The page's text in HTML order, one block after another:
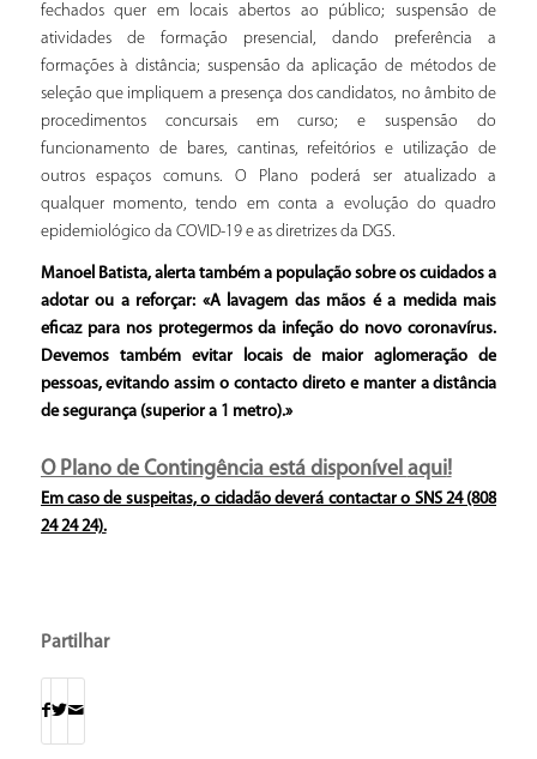
fechados quer em locais abertos ao público; suspensão de
atividades de formação presencial, dando preferência a
formações à distância; suspensão da aplicação de métodos de
seleção que impliquem a presença dos candidatos, no âmbito de
procedimentos concursais em curso; e suspensão do
funcionamento de bares, cantinas, refeitórios e utilização de
outros espaços comuns. O Plano poderá ser atualizado a
qualquer momento, tendo em conta a evolução do quadro
epidemiológico da COVID-19 e as diretrizes da DGS.
Manoel Batista, alerta também a população sobre os cuidados a
adotar ou a reforçar: «A lavagem das mãos é a medida mais
eficaz para nos protegermos da infeção do novo coronavírus.
Devemos também evitar locais de maior aglomeração de
pessoas, evitando assim o contacto direto e manter a distância
de segurança (superior a 1 metro).»
O Plano de Contingência está disponível aqui!
Em caso de suspeitas, o cidadão deverá contactar o SNS 24 (808
24 24 24).
Partilhar